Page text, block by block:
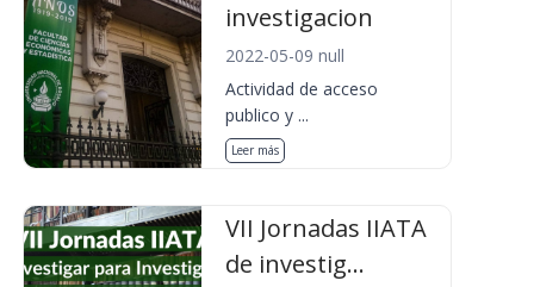
investigacion
2022-05-09 null
Actividad de acceso
publico y ...
Leer más
VII Jornadas IIATA
de investig...